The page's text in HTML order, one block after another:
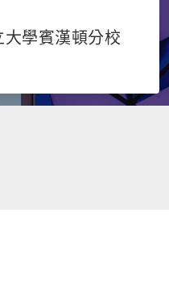
學賓漢頓分校